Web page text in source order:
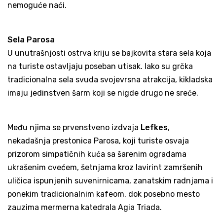
nemoguće naći.
Sela Parosa
U unutrašnjosti ostrva kriju se bajkovita stara sela koja
na turiste ostavljaju poseban utisak. Iako su grčka
tradicionalna sela svuda svojevrsna atrakcija, kikladska
imaju jedinstven šarm koji se nigde drugo ne sreće.
Među njima se prvenstveno izdvaja Lefkes,
nekadašnja prestonica Parosa, koji turiste osvaja
prizorom simpatičnih kuća sa šarenim ogradama
ukrašenim cvećem, šetnjama kroz lavirint zamršenih
uličica ispunjenih suvenirnicama, zanatskim radnjama i
ponekim tradicionalnim kafeom, dok posebno mesto
zauzima mermerna katedrala Agia Triada.